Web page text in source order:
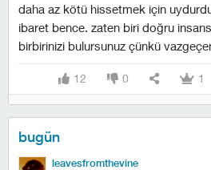
daha az kötü hissetmek için
ibaret bence. zaten biri doğru
birbirinizi bulursunuz çünkü
12 0 1
bugün
leavesfromthevine